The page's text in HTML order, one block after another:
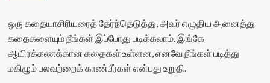
ஒரு கதையாசிரியரைத் தேர்ந்தெடுத்து, அவர் எழுதிய அனைத்து
கதைகளையும் நீங்கள் இப்போது படிக்கலாம். இங்கே
ஆயிரக்கணக்கான கதைகள் உள்ளன, எனவே நீங்கள் படித்து
மகிழும் பலவற்றைக் காண்பீர்கள் என்பது உறுதி.